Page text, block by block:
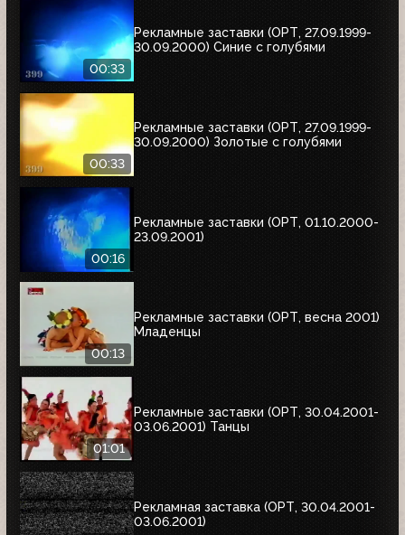
00:33
Рекламные заставки (ОРТ, 27.09.1999-
30.09.2000) Синие с голубями
00:33
Рекламные заставки (ОРТ, 27.09.1999-
30.09.2000) Золотые с голубями
00:16
Рекламные заставки (ОРТ, 01.10.2000-
23.09.2001)
00:13
Рекламные заставки (ОРТ, весна 2001)
Младенцы
01:01
Рекламные заставки (ОРТ, 30.04.2001-
03.06.2001) Танцы
Рекламная заставка (ОРТ, 30.04.2001-
03.06.2001)